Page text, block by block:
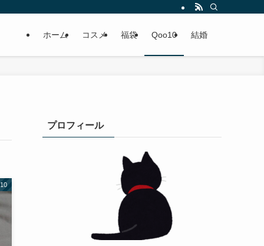
ホーム コスメ 福袋 Qoo10 結婚
プロフィール